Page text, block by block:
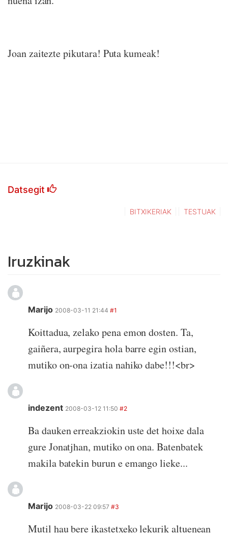
Joan zaitezte pikutara! Puta kumeak!
Datsegit
BITXIKERIAK TESTUAK
Iruzkinak
Marijo 2008-03-11 21:44 #1
Koittadua, zelako pena emon dosten. Ta,
gaiñera, aurpegira hola barre egin ostian,
mutiko on-ona izatia nahiko dabe!!!<br>
indezent 2008-03-12 11:50 #2
Ba dauken erreakziokin uste det hoixe dala
gure Jonatjhan, mutiko on ona. Batenbatek
makila batekin burun e emango lieke...
Marijo 2008-03-22 09:57 #3
Mutil hau bere ikastetxeko lekurik altuenean